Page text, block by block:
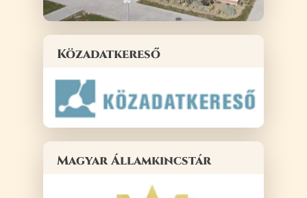
Közadatkereső
Magyar Államkincstár